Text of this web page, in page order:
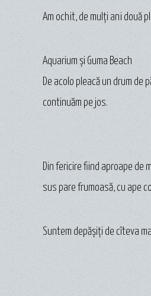
Am ochit, de mulți ani două
Aquarium și Guma Beach
De acolo pleacă un drum de
continuăm pe jos.
Din fericire fiind aproape de
sus pare frumoasă, cu ape
Suntem depășiți de cîteva